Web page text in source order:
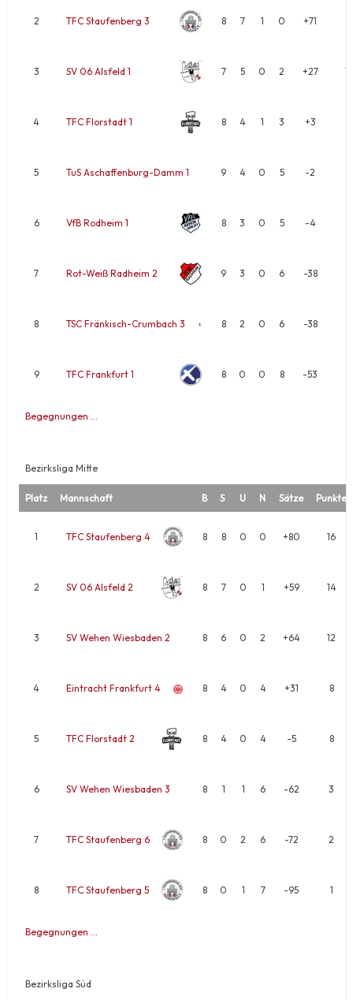
2 TFC Staufenberg 3 8 7 1 0 +71
3 SV 06 Alsfeld 1 7 5 0 2 +27
4 TFC Florstadt 1 8 4 1 3 +3
5 TuS Aschaffenburg-Damm 1 9 4 0 5 -2
6 VfB Rodheim 1 8 3 0 5 -4
7 Rot-Weiß Radheim 2 9 3 0 6 -38
8 TSC Fränkisch-Crumbach 3 8 2 0 6 -38
9 TFC Frankfurt 1 8 0 0 8 -53
Begegnungen …
Bezirksliga Mitte
Platz Mannschaft B S U N Sätze Punkte
1 TFC Staufenberg 4 8 8 0 0 +80 16
2 SV 06 Alsfeld 2 8 7 0 1 +59 14
3 SV Wehen Wiesbaden 2 8 6 0 2 +64 12
4 Eintracht Frankfurt 4 8 4 0 4 +31 8
5 TFC Florstadt 2 8 4 0 4 -5 8
6 SV Wehen Wiesbaden 3 8 1 1 6 -62 3
7 TFC Staufenberg 6 8 0 2 6 -72 2
8 TFC Staufenberg 5 8 0 1 7 -95 1
Begegnungen …
Bezirksliga Süd